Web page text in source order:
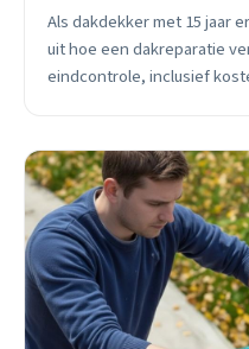
Als dakdekker met 15 jaar
uit hoe een dakreparatie
eindcontrole, inclusief